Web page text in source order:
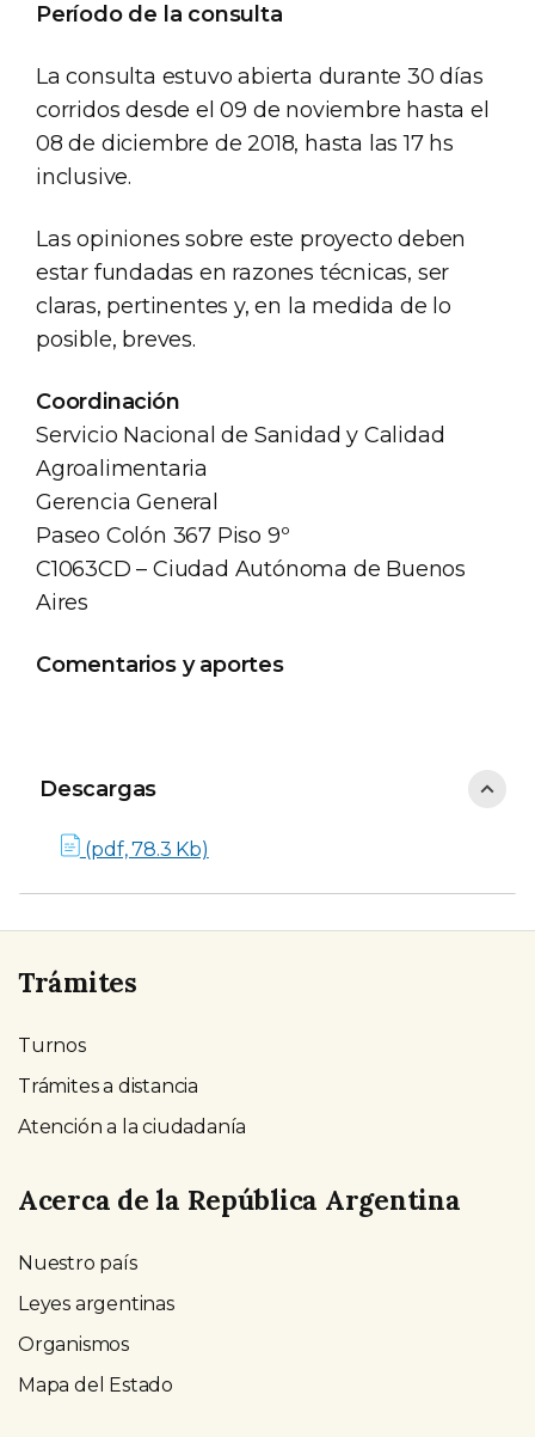
Período de la consulta
La consulta estuvo abierta durante 30 días
corridos desde el 09 de noviembre hasta el
08 de diciembre de 2018, hasta las 17 hs
inclusive.
Las opiniones sobre este proyecto deben
estar fundadas en razones técnicas, ser
claras, pertinentes y, en la medida de lo
posible, breves.
Coordinación
Servicio Nacional de Sanidad y Calidad
Agroalimentaria
Gerencia General
Paseo Colón 367 Piso 9º
C1063CD – Ciudad Autónoma de Buenos
Aires
Comentarios y aportes
Descargas
Descargas
(pdf, 78.3 Kb)
Trámites
Turnos
Trámites a distancia
Atención a la ciudadanía
Acerca de la República Argentina
Nuestro país
Leyes argentinas
Organismos
Mapa del Estado